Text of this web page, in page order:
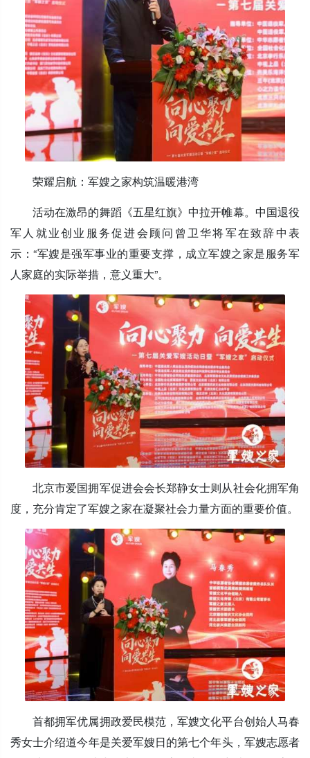
荣耀启航：军嫂之家构筑温暖港湾
活动在激昂的舞蹈《五星红旗》中拉开帷幕。中国退役
军人就业创业服务促进会顾问曾卫华将军在致辞中表
示：“军嫂是强军事业的重要支撑，成立军嫂之家是服务军
人家庭的实际举措，意义重大”。
北京市爱国拥军促进会会长郑静女士则从社会化拥军角
度，充分肯定了军嫂之家在凝聚社会力量方面的重要价值。
首都拥军优属拥政爱民模范，军嫂文化平台创始人马春
秀女士介绍道今年是关爱军嫂日的第七个年头，军嫂志愿者